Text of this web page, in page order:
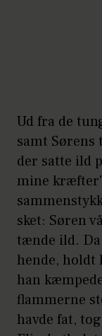
Ud fra de
samt Sørens
der satte ild
mine
sket: Søren
tænde ild.
hende, holdt
han
flammerne
havde fat,